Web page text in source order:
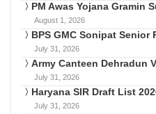
PM Awas Yojana Gramin
August 1, 2026
BPS GMC Sonipat Senior
July 31, 2026
Army Canteen Dehradun
July 31, 2026
Haryana SIR Draft List
July 31, 2026